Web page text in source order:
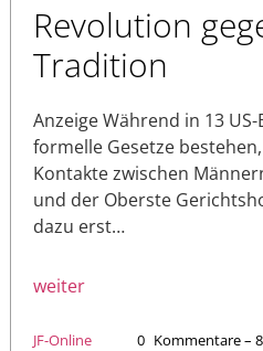
Revolution
Tradition
Anzeige Während in 13
formelle Gesetze
Kontakte zwischen
und der Oberste
dazu erst…
weiter
JF-Online 0 Kommentare –